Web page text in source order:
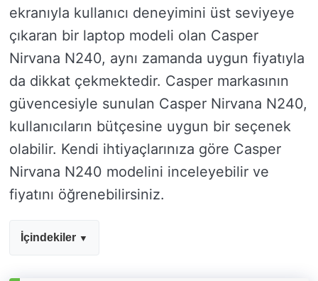
ekranıyla kullanıcı deneyimini üst seviyeye
çıkaran bir laptop modeli olan Casper
Nirvana N240, aynı zamanda uygun fiyatıyla
da dikkat çekmektedir. Casper markasının
güvencesiyle sunulan Casper Nirvana N240,
kullanıcıların bütçesine uygun bir seçenek
olabilir. Kendi ihtiyaçlarınıza göre Casper
Nirvana N240 modelini inceleyebilir ve
fiyatını öğrenebilirsiniz.
İçindekiler